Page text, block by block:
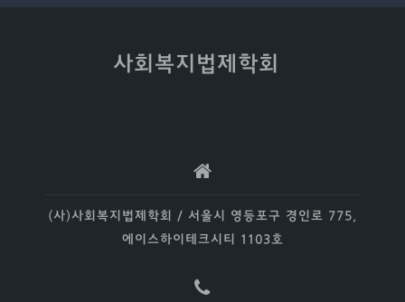
사회복지법제학회
(사)사회복지법제학회 / 서울시 영등포구 경인로 775,
에이스하이테크시티 1103호